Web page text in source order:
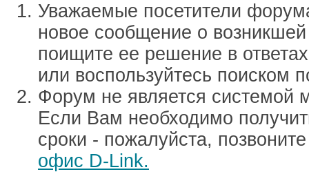
Уважаемые посетители
новое сообщение о
поищите ее решение в
или воспользуйтесь поиском
Форум не является системой
Если Вам необходимо
сроки - пожалуйста,
офис D-Link.